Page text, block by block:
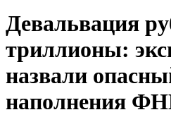
Девальвация
триллионы:
назвали
наполнения